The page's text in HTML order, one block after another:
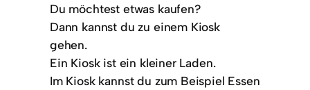
Du möchtest etwas kaufen?
Dann kannst du zu einem Kiosk
gehen.
Ein Kiosk ist ein kleiner Laden.
Im Kiosk kannst du zum Beispiel Essen